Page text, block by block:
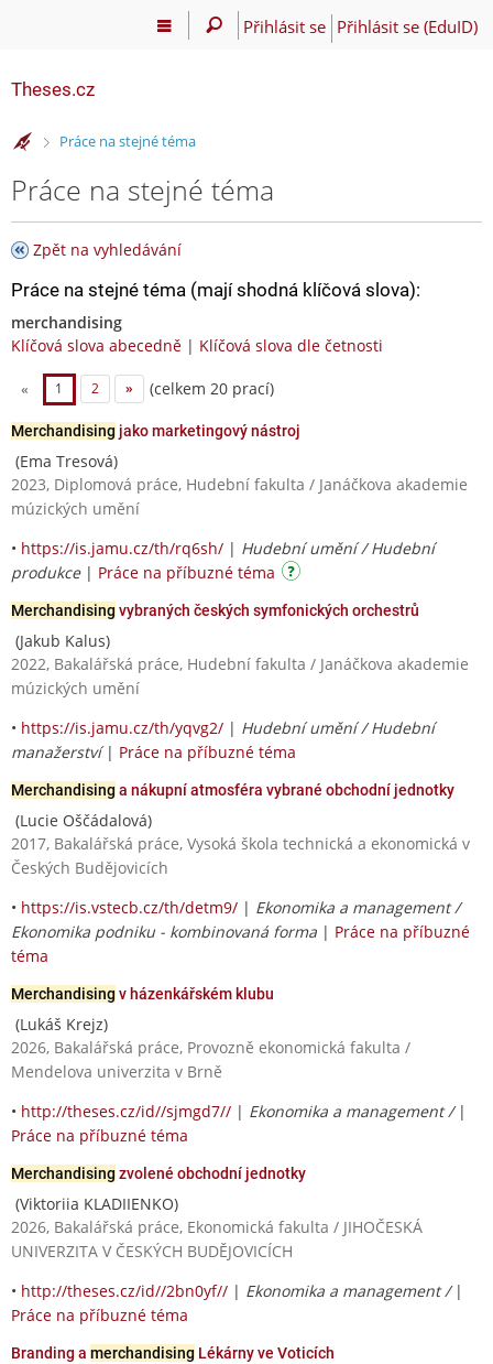
Přihlásit se Přihlásit se (EduID)
Theses.cz
>Práce na stejné téma
Práce na stejné téma
Zpět na vyhledávání
Práce na stejné téma (mají shodná klíčová slova):
merchandising
Klíčová slova abecedně | Klíčová slova dle četnosti
« 1 2 » (celkem 20 prací)
Merchandising jako marketingový nástroj
(Ema Tresová)
2023, Diplomová práce, Hudební fakulta / Janáčkova akademie
múzických umění
• https://is.jamu.cz/th/rq6sh/ | Hudební umění / Hudební
produkce| Práce na příbuzné téma
Merchandising vybraných českých symfonických orchestrů
(Jakub Kalus)
2022, Bakalářská práce, Hudební fakulta / Janáčkova akademie
múzických umění
• https://is.jamu.cz/th/yqvg2/ | Hudební umění / Hudební
manažerství| Práce na příbuzné téma
Merchandising a nákupní atmosféra vybrané obchodní jednotky
(Lucie Oščádalová)
2017, Bakalářská práce, Vysoká škola technická a ekonomická v
Českých Budějovicích
• https://is.vstecb.cz/th/detm9/ | Ekonomika a management /
Ekonomika podniku - kombinovaná forma | Práce na příbuzné
téma
Merchandising v házenkářském klubu
(Lukáš Krejz)
2026, Bakalářská práce, Provozně ekonomická fakulta /
Mendelova univerzita v Brně
• http://theses.cz/id//sjmgd7// | Ekonomika a management / |
Práce na příbuzné téma
Merchandising zvolené obchodní jednotky
(Viktoriia KLADIIENKO)
2026, Bakalářská práce, Ekonomická fakulta / JIHOČESKÁ
UNIVERZITA V ČESKÝCH BUDĚJOVICÍCH
• http://theses.cz/id//2bn0yf// | Ekonomika a management / |
Práce na příbuzné téma
Branding a merchandising Lékárny ve Voticích